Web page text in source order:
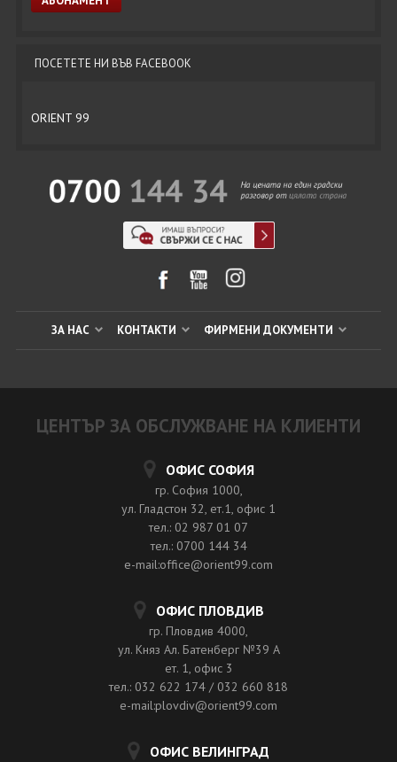
ПОСЕТЕТЕ НИ ВЪВ FACEBOOK
ORIENT 99
ЗА НАС КОНТАКТИ ФИРМЕНИ ДОКУМЕНТИ
ЦЕНТЪР ЗА ОБСЛУЖВАНЕ НА КЛИЕНТИ
ОФИС СОФИЯ
гр. София 1000,
ул. Гладстон 32, ет.1, офис 1
тел.: 02 987 01 07
тел.: 0700 144 34
e-mail:office@orient99.com
ОФИС ПЛОВДИВ
гр. Пловдив 4000,
ул. Княз Ал. Батенберг №39 A
ет. 1, офис 3
тел.: 032 622 174 / 032 660 818
e-mail:plovdiv@orient99.com
ОФИС ВЕЛИНГРАД